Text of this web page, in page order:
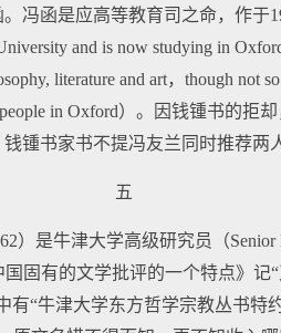
冯函是应高等教育司之命，作于
and is now studying in
literature and art，though not
people in Oxford）。因钱锺书的
锺书家书不提冯友兰同时推荐两
五
）是牛津大学高级研究员（Senior
固有的文学批评的一个特点》记
“牛津大学东方哲学宗教丛书特